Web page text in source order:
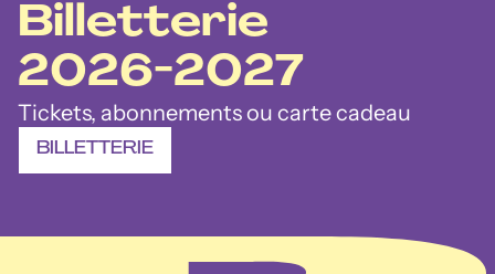
l
u
Billetterie
2026-2027
Tickets, abonnements ou carte cadeau
BILLETTERIE